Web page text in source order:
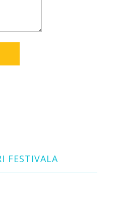
FESTIVALA